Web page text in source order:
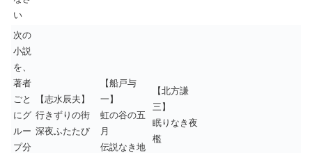
い
次の
小説
を、
著者
ごと
にグ
ルー
プ分
【志水辰夫】
行きずりの街
深夜ふたたび
【船戸与
一】
虹の谷の五
月
伝説なき地
【北方謙
三】
眠りなき夜
檻